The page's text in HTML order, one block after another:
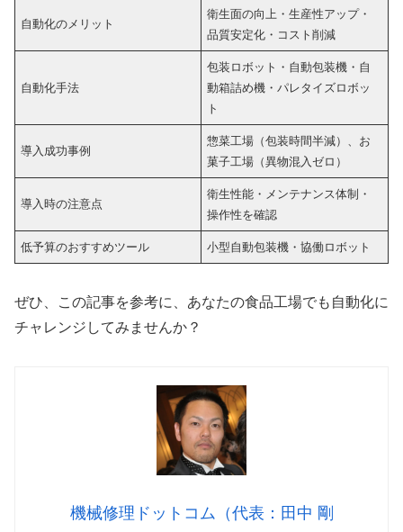
自動化のメリット
衛生面の向上・生産性アップ・
品質安定化・コスト削減
自動化手法
包装ロボット・自動包装機・自
動箱詰め機・パレタイズロボッ
ト
導入成功事例
惣菜工場（包装時間半減）、お
菓子工場（異物混入ゼロ）
導入時の注意点
衛生性能・メンテナンス体制・
操作性を確認
低予算のおすすめツール 小型自動包装機・協働ロボット
ぜひ、この記事を参考に、あなたの食品工場でも自動化に
チャレンジしてみませんか？
機械修理ドットコム（代表：田中 剛